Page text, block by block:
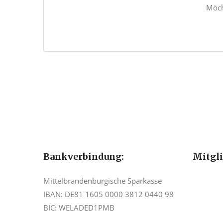
Bankverbindung:
Mittelbrandenburgische Sparkasse
IBAN: DE81 1605 0000 3812 0440 98
BIC: WELADED1PMB